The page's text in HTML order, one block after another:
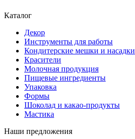
Каталог
Декор
Инструменты для работы
Кондитерские мешки и насадки
Красители
Молочная продукция
Пищевые ингредиенты
Упаковка
Формы
Шоколад и какао-продукты
Мастика
Наши предложения